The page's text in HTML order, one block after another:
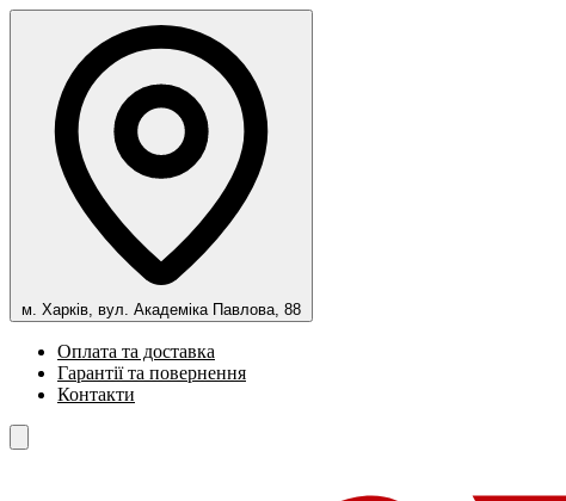
м. Харків, вул. Академіка Павлова, 88
Оплата та доставка
Гарантії та повернення
Контакти